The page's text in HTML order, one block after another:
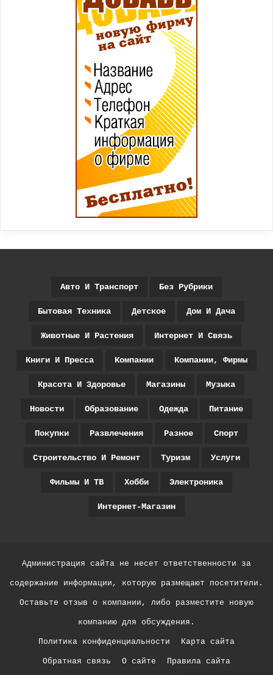
Авто И Транспорт Без Рубрики
Бытовая Техника Детское Дом И Дача
Животные И Растения Интернет И Связь
Книги И Пресса Компании Компании, Фирмы
Красота И Здоровье Магазины Музыка
Новости Образование Одежда Питание
Покупки Развлечения Разное Спорт
Строительство И Ремонт Туризм Услуги
Фильмы И ТВ Хобби Электроника
Интернет-Магазин
Администрация сайта не несет ответственности за
содержание информации, которую размещают посетители.
Оставьте отзыв о компании, либо разместите новую
компанию для обсуждения.
Политика конфиденциальности Карта сайта
Обратная связь О сайте Правила сайта